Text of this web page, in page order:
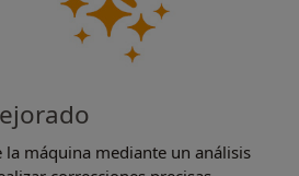
máquina mediante un análisis